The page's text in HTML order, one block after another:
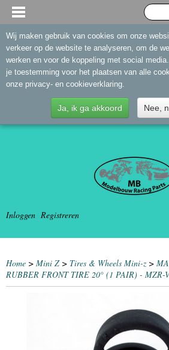
Inloggen Registreren
Home > Mini Z> Tires & Wheels Mini-z>
RUBBER FRONT TIRE 20° (1 PAIR) - MZR-
Wij maken gebruik van cookies om onze
verkeer op de website te analyseren, om de
werken en voor de koppeling met social
je toestemming voor het plaatsen van alle
onze privacy- en cookieverklaring.
Ja, ik ga akkoord Nee,